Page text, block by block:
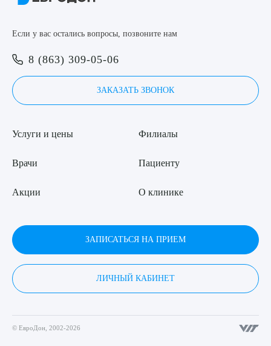
Если у вас остались вопросы, позвоните нам
8 (863) 309-05-06
ЗАКАЗАТЬ ЗВОНОК
Услуги и цены
Врачи
Акции
Филиалы
Пациенту
О клинике
ЗАПИСАТЬСЯ НА ПРИЕМ
ЛИЧНЫЙ КАБИНЕТ
© ЕвроДон, 2002-2026
ОТПРАВИТЬ
Я даю согласие наобработку персональных данных